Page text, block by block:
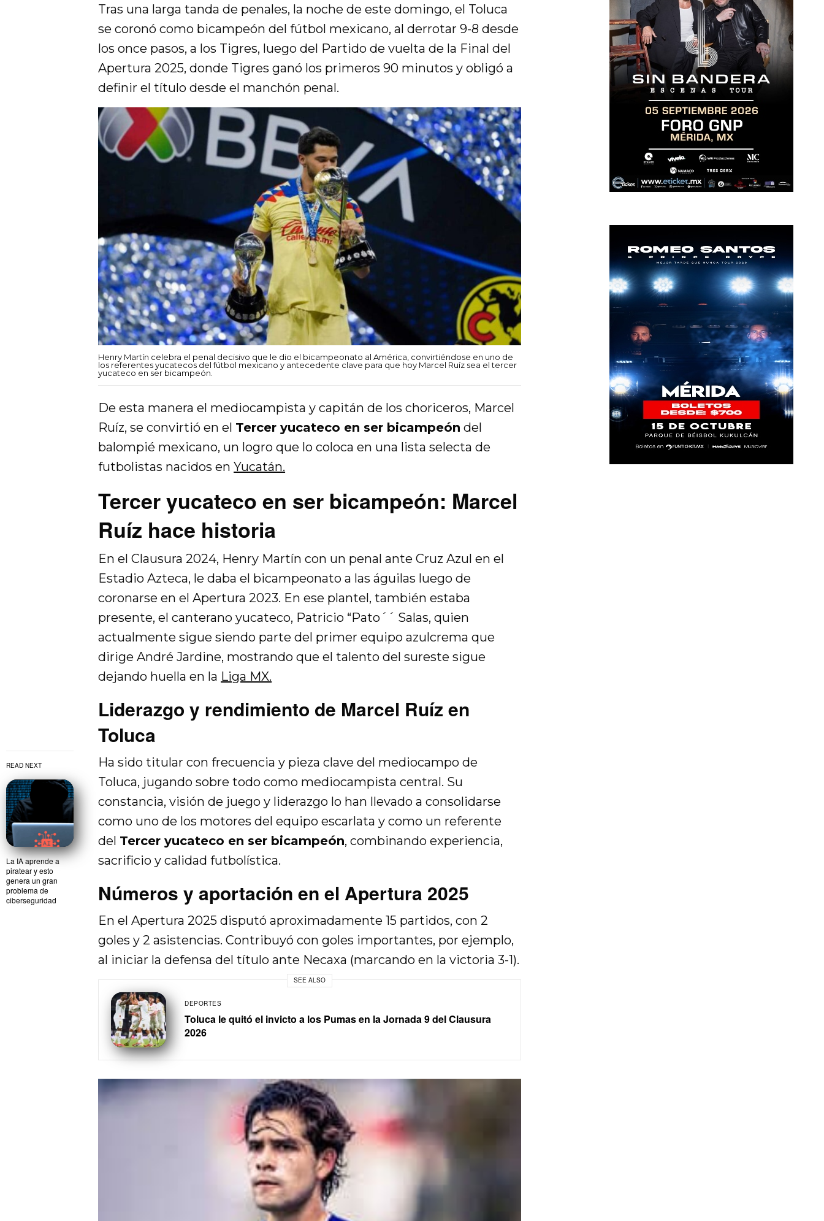
READ NEXT
La IA aprende a
piratear y esto
genera un gran
problema de
ciberseguridad
Tras una larga tanda de penales, la noche de este domingo, el Toluca
se coronó como bicampeón del fútbol mexicano, al derrotar 9-8 desde
los once pasos, a los Tigres, luego del Partido de vuelta de la Final del
Apertura 2025, donde Tigres ganó los primeros 90 minutos y obligó a
definir el título desde el manchón penal.
Henry Martín celebra el penal decisivo que le dio el bicampeonato al América, convirtiéndose en uno de
los referentes yucatecos del fútbol mexicano y antecedente clave para que hoy Marcel Ruíz sea el tercer
yucateco en ser bicampeón.
De esta manera el mediocampista y capitán de los choriceros, Marcel
Ruíz, se convirtió en el Tercer yucateco en ser bicampeón del
balompié mexicano, un logro que lo coloca en una lista selecta de
futbolistas nacidos enYucatán.
Tercer yucateco en ser bicampeón: Marcel
Ruíz hace historia
En el Clausura 2024, Henry Martín con un penal ante Cruz Azul en el
Estadio Azteca, le daba el bicampeonato a las águilas luego de
coronarse en el Apertura 2023. En ese plantel, también estaba
presente, el canterano yucateco, Patricio “Pato´´ Salas, quien
actualmente sigue siendo parte del primer equipo azulcrema que
dirige André Jardine, mostrando que el talento del sureste sigue
dejando huella en la Liga MX.
Liderazgo y rendimiento de Marcel Ruíz en
Toluca
Ha sido titular con frecuencia y pieza clave del mediocampo de
Toluca, jugando sobre todo como mediocampista central. Su
constancia, visión de juego y liderazgo lo han llevado a consolidarse
como uno de los motores del equipo escarlata y como un referente
del Tercer yucateco en ser bicampeón, combinando experiencia,
sacrificio y calidad futbolística.
Números y aportación en el Apertura 2025
En el Apertura 2025 disputó aproximadamente 15 partidos, con 2
goles y 2 asistencias. Contribuyó con goles importantes, por ejemplo,
al iniciar la defensa del título ante Necaxa (marcando en la victoria 3-1).
SEE ALSO
DEPORTES
Toluca le quitó el invicto a los Pumas en la Jornada 9 del Clausura
2026